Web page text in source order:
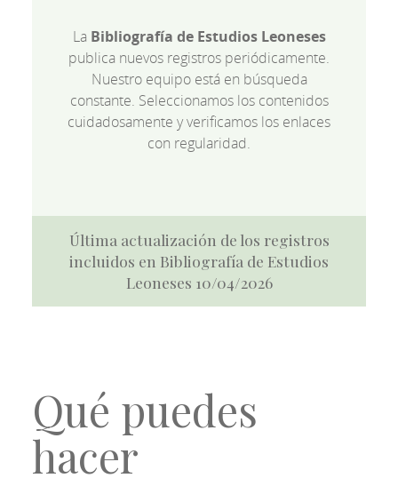
La Bibliografía de Estudios Leoneses
publica nuevos registros periódicamente.
Nuestro equipo está en búsqueda
constante. Seleccionamos los contenidos
cuidadosamente y verificamos los enlaces
con regularidad.
Última actualización de los registros
incluidos en Bibliografía de Estudios
Leoneses 10/04/2026
Qué puedes
hacer